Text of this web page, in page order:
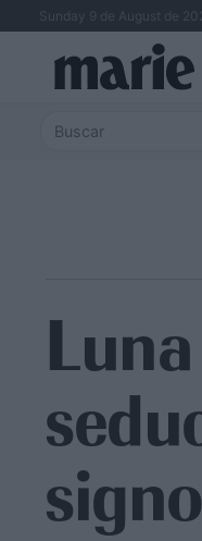
Sunday 9 de August de